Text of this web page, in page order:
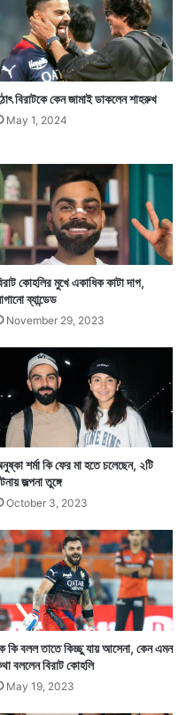
ব্যবহার করেন ওই শিল্পী।
সুন্দরভাবে পোড়ানো হয়
কালো দাগে স্পষ্ট হয়ে
অনেককে অবাক করেছে।
বিরাটকে কেন জামাই ডাকলেন শাহরুখ
May 1, 2024
কোহলির মুখে একাধিক কাটা দাগ,
ব্যান্ডেড
November 29, 2023
শর্মা কি ফের মা হতে চলেছেন, ২টি
জল্পনা তুঙ্গে
October 3, 2023
কি বলল তাতে কিচ্ছু যায় আসেনা, কেন এমন
বললেন বিরাট কোহলি
May 19, 2023